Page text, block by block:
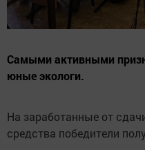
Самыми активными
юные экологи.
На заработанные от
средства победители